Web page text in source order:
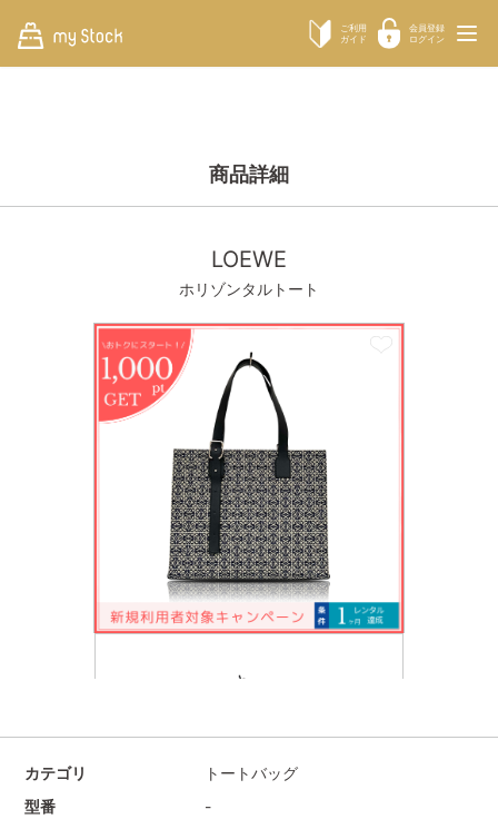
ご利用
ガイド
会員登録
ログイン
商品詳細
LOEWE
ホリゾンタルトート
カテゴリ
トートバッグ
型番
-